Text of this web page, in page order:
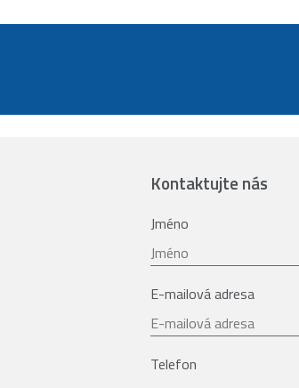
Kontaktujte nás
Jméno
E-mailová adresa
Telefon